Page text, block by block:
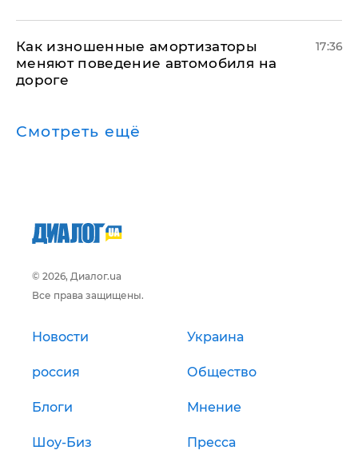
Как изношенные амортизаторы
меняют поведение автомобиля на
дороге
17:36
Смотреть ещё
© 2026, Диалог.ua
Все права защищены.
Новости Украина
россия Общество
Блоги Мнение
Шоу-Биз Пресса